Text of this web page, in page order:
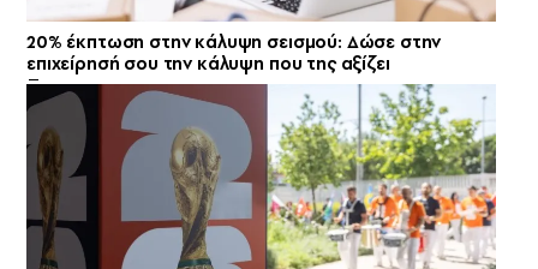
20% έκπτωση στην κάλυψη σεισμού: Δώσε στην
επιχείρησή σου την κάλυψη που της αξίζει